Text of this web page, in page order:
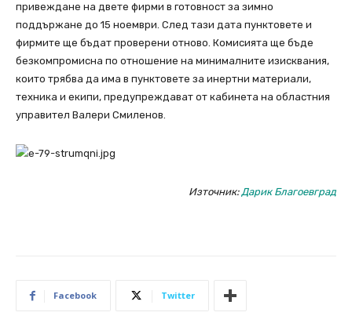
привеждане на двете фирми в готовност за зимно
поддържане до 15 ноември. След тази дата пунктовете и
фирмите ще бъдат проверени отново. Комисията ще бъде
безкомпромисна по отношение на минималните изисквания,
които трябва да има в пунктовете за инертни материали,
техника и екипи, предупреждават от кабинета на областния
управител Валери Смиленов.
Източник:Дарик Благоевград
Facebook Twitter